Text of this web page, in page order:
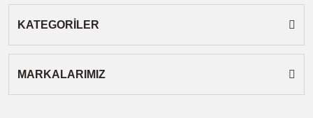
KATEGORİLER
MARKALARIMIZ